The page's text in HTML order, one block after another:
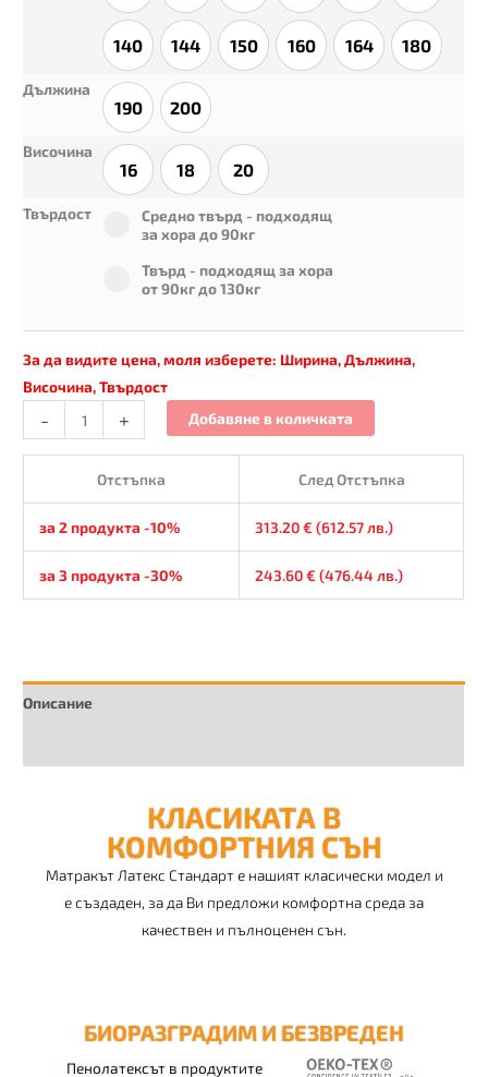
140
140 144
144 150
150 160
160 164
164 180
180
Дължина
190
190 200
200
Височина
16
16 18
18 20
20
Твърдост
Select pa_tvyrdost
Средно твърд - подходящ
за хора до 90кг
Средно твърд - подходящ за хора до 90кг
Твърд - подходящ за хора
от 90кг до 130кг
Твърд - подходящ за хора от 90кг до 130кг
За да видите цена, моля изберете: Ширина, Дължина,
Височина, Твърдост
- + Добавяне в количката
Отстъпка След Отстъпка
за 2 продукта -10% 313.20€ (612.57лв.)
за 3 продукта -30% 243.60€ (476.44 лв.)
Описание
КЛАСИКАТА В
КОМФОРТНИЯ СЪН
Матракът Латекс Стандарт е нашият класически модел и
е създаден, за да Ви предложи комфортна среда за
качествен и пълноценен сън.
БИОРАЗГРАДИМ И БЕЗВРЕДЕН
Пенолатексът в продуктите